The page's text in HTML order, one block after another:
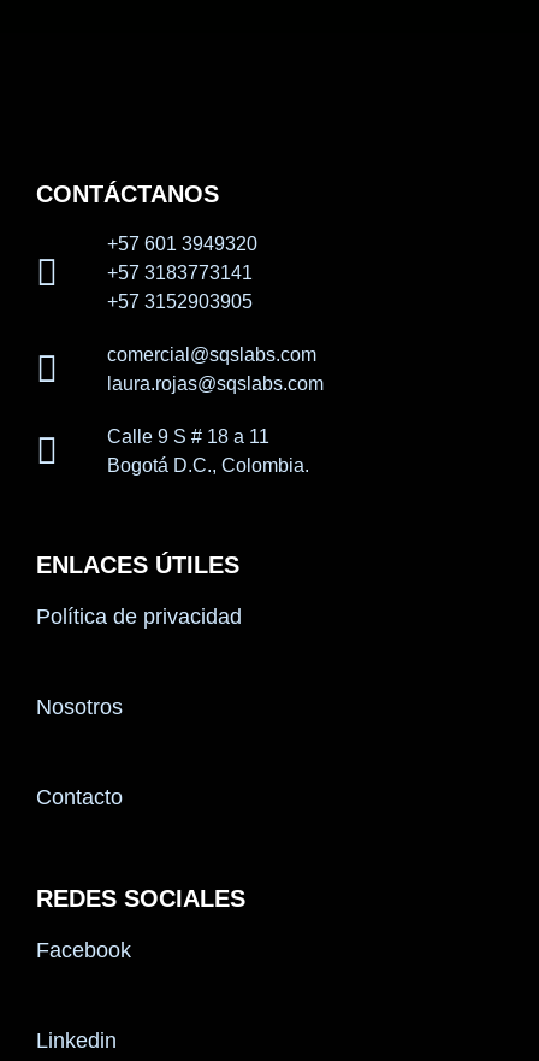
CONTÁCTANOS
+57 601 3949320
+57 3183773141
+57 3152903905
comercial@sqslabs.com
laura.rojas@sqslabs.com
Calle 9 S # 18 a 11
Bogotá D.C., Colombia.
ENLACES ÚTILES
Política de privacidad
Nosotros
Contacto
REDES SOCIALES
Facebook
Linkedin